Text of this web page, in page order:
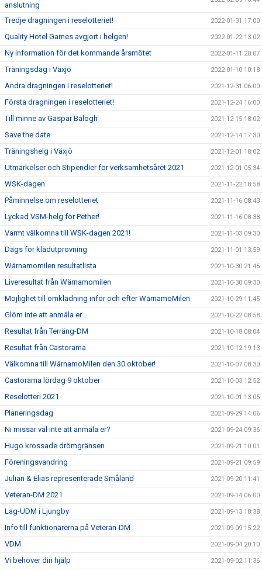
anslutning
Tredje dragningen i reselotteriet! 2022-01-31 17:00
Quality Hotel Games avgjort i helgen! 2022-01-22 13:02
Ny information för det kommande årsmötet 2022-01-11 20:07
Träningsdag i Växjö 2022-01-10 10:18
Andra dragningen i reselotteriet! 2021-12-31 06:00
Första dragningen i reselotteriet! 2021-12-24 16:00
Till minne av Gaspar Balogh 2021-12-15 18:02
Save the date 2021-12-14 17:30
Träningshelg i Växjö 2021-12-01 18:02
Utmärkelser och Stipendier för verksamhetsåret 2021 2021-12-01 05:34
WSK-dagen 2021-11-22 18:58
Påminnelse om reselotteriet 2021-11-16 08:43
Lyckad VSM-helg för Pether! 2021-11-16 08:38
Varmt välkomna till WSK-dagen 2021! 2021-11-03 09:30
Dags för klädutprovning 2021-11-01 13:59
Wärnamomilen resultatlista 2021-10-30 21:45
Liveresultat från Wärnamomilen 2021-10-30 09:30
Möjlighet till omklädning inför och efter WärnamoMilen 2021-10-29 11:45
Glöm inte att anmäla er 2021-10-22 08:58
Resultat från Terräng-DM 2021-10-18 08:04
Resultat från Castorama 2021-10-12 19:13
Välkomna till WärnamoMilen den 30 oktober! 2021-10-07 08:30
Castorama lördag 9 oktober 2021-10-03 12:52
Reselotteri 2021 2021-10-01 13:05
Planeringsdag 2021-09-29 14:06
Ni missar väl inte att anmäla er? 2021-09-24 09:36
Hugo krossade drömgränsen 2021-09-21 10:01
Föreningsvandring 2021-09-21 09:59
Julian & Elias representerade Småland 2021-09-20 11:41
Veteran-DM 2021 2021-09-14 06:00
Lag-UDM i Ljungby 2021-09-13 18:38
Info till funktionärerna på Veteran-DM 2021-09-09 15:22
VDM 2021-09-04 20:10
Vi behöver din hjälp 2021-09-02 11:36